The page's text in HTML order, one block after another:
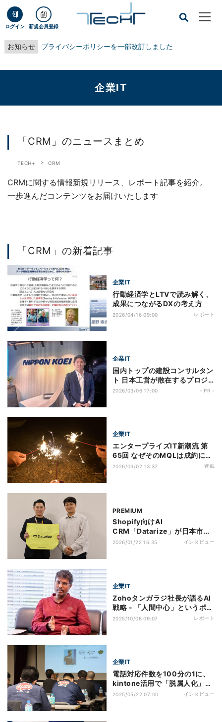
ログイン 新規会員登録
お知らせ プライバシーポリシーを一部改訂しました
企業IT
「CRM」のニュースまとめ
TECH+ CRM
CRMに関する情報新規リリース、レポート記事を紹介。
一歩進んだコンテンツをお届けいたします
「CRM」の新着記事
企業IT
行動経済学とLTVで読み解く、
成果につながるDXの考え方
2026/04/16 09:00 レポート
企業IT
国内トップの建設コンサルタン
ト 日本工営が散在するプロジ
ェクト情報をSalesforceで一
2026/03/06 17:00 - PR -
企業IT
エンタープライズIT新潮流 第
65回 なぜそのMQLは成約にな
らないのか？ - その2
2026/03/02 13:37 連載
PREMIUM
Shopify向けAI
CRM「Datarize」が日本市場
へ本格展開、5年後に売上200
2026/01/22 16:35 インタビュー
企業IT
Zohoタンガラジ社長が語るAI
戦略 - 「人間中心」というポリ
シーに込めた想いとは
2025/10/08 09:07 レポート
企業IT
電話対応件数を100分の1に、
kintone活用で「脱属人化」を
徹底する老舗企業の挑戦
2025/05/22 07:00 インタビュー